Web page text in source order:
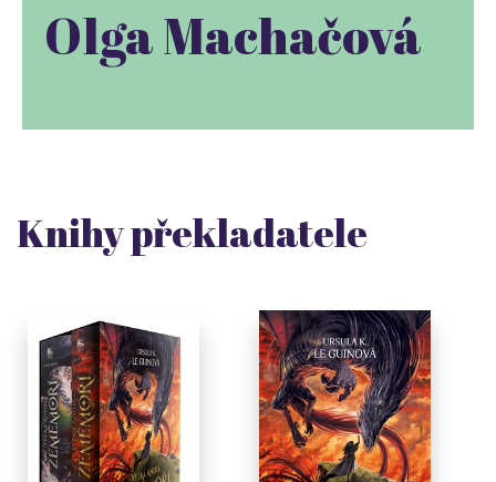
Olga Machačová
Knihy překladatele